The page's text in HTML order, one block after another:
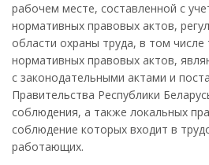
рабочем месте, составленной с
нормативных правовых актов,
области охраны труда, в том числе
нормативных правовых актов,
с законодательными актами и
Правительства Республики
соблюдения, а также локальных
соблюдение которых входит в
работающих.